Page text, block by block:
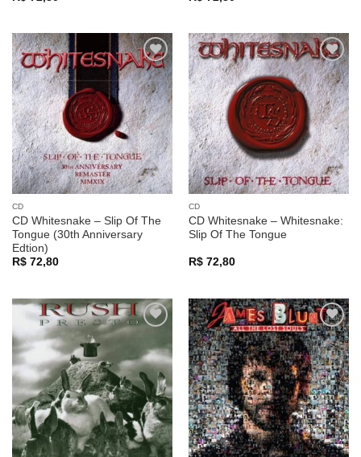
Adicionar
a lista de
desejos
CD
CD Whitesnake – Slip Of The
Tongue (30th Anniversary
Edtion)
R$72,80
Adicionar
a lista de
desejos
CD
CD Whitesnake – Whitesnake:
Slip Of The Tongue
R$72,80
a lista de
desejos
Adicionar
a lista de
desejos